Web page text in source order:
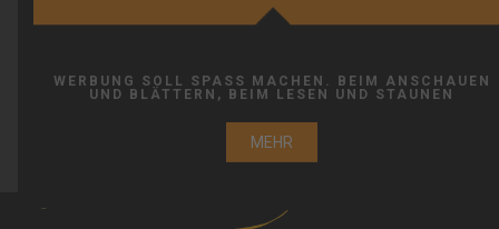
WERBUNG SOLL SPASS MACHEN. BEIM ANSCHAUEN U
ND BLÄTTERN, BEIM LESEN UND STAUNEN
MEHR